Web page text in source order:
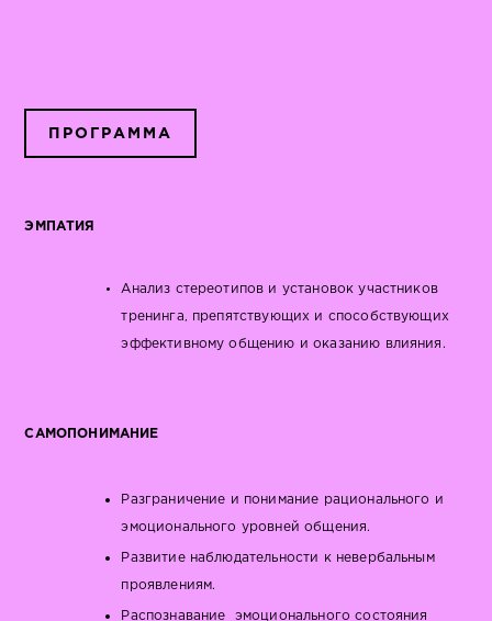
ПРОГРАММА
ЭМПАТИЯ
Анализ стереотипов и установок участников
тренинга, препятствующих и способствующих
эффективному общению и оказанию влияния.
САМОПОНИМАНИЕ
Разграничение и понимание рационального и
эмоционального уровней общения.
Развитие наблюдательности к невербальным
проявлениям.
Распознавание эмоционального состояния